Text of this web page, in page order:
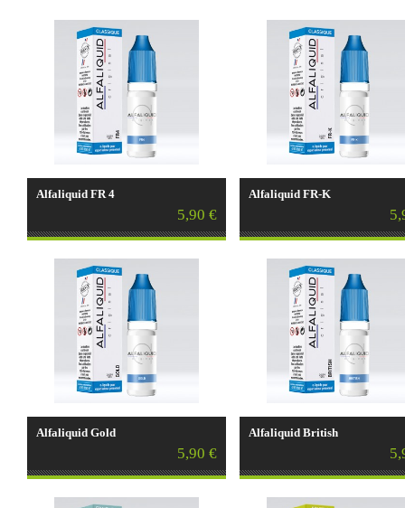
Alfaliquid FR 4
5,90 €
Alfaliquid FR-K
Alfaliquid Gold
5,90 €
Alfaliquid British